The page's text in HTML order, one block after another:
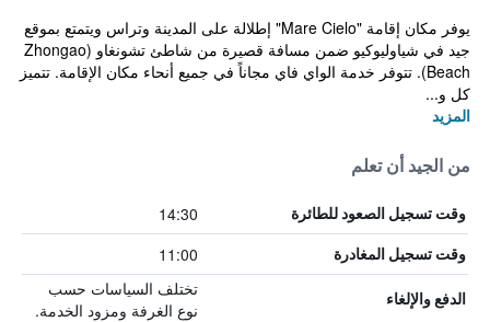
يوفر مكان إقامة "Mare Cielo" إطلالة على المدينة وتراس ويتمتع بموقع
جيد في شياوليوكيو ضمن مسافة قصيرة من شاطئ تشونغاو (Zhongao
Beach). تتوفر خدمة الواي فاي مجاناً في جميع أنحاء مكان الإقامة. تتميز
كل و...
المزيد
من الجيد أن تعلم
وقت تسجيل الصعود للطائرة 14:30
وقت تسجيل المغادرة 11:00
الدفع والإلغاء
تختلف السياسات حسب
نوع الغرفة ومزود الخدمة.